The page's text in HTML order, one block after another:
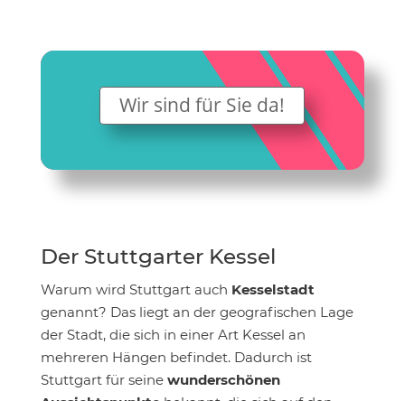
Wir sind für Sie da!
Der Stuttgarter Kessel
Warum wird Stuttgart auch Kesselstadt
genannt? Das liegt an der geografischen Lage
der Stadt, die sich in einer Art Kessel an
mehreren Hängen befindet. Dadurch ist
Stuttgart für seine wunderschönen